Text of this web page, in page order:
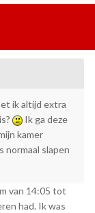
ik altijd extra
Ik ga deze
kamer
normaal slapen
van 14:05 tot
had. Ik was